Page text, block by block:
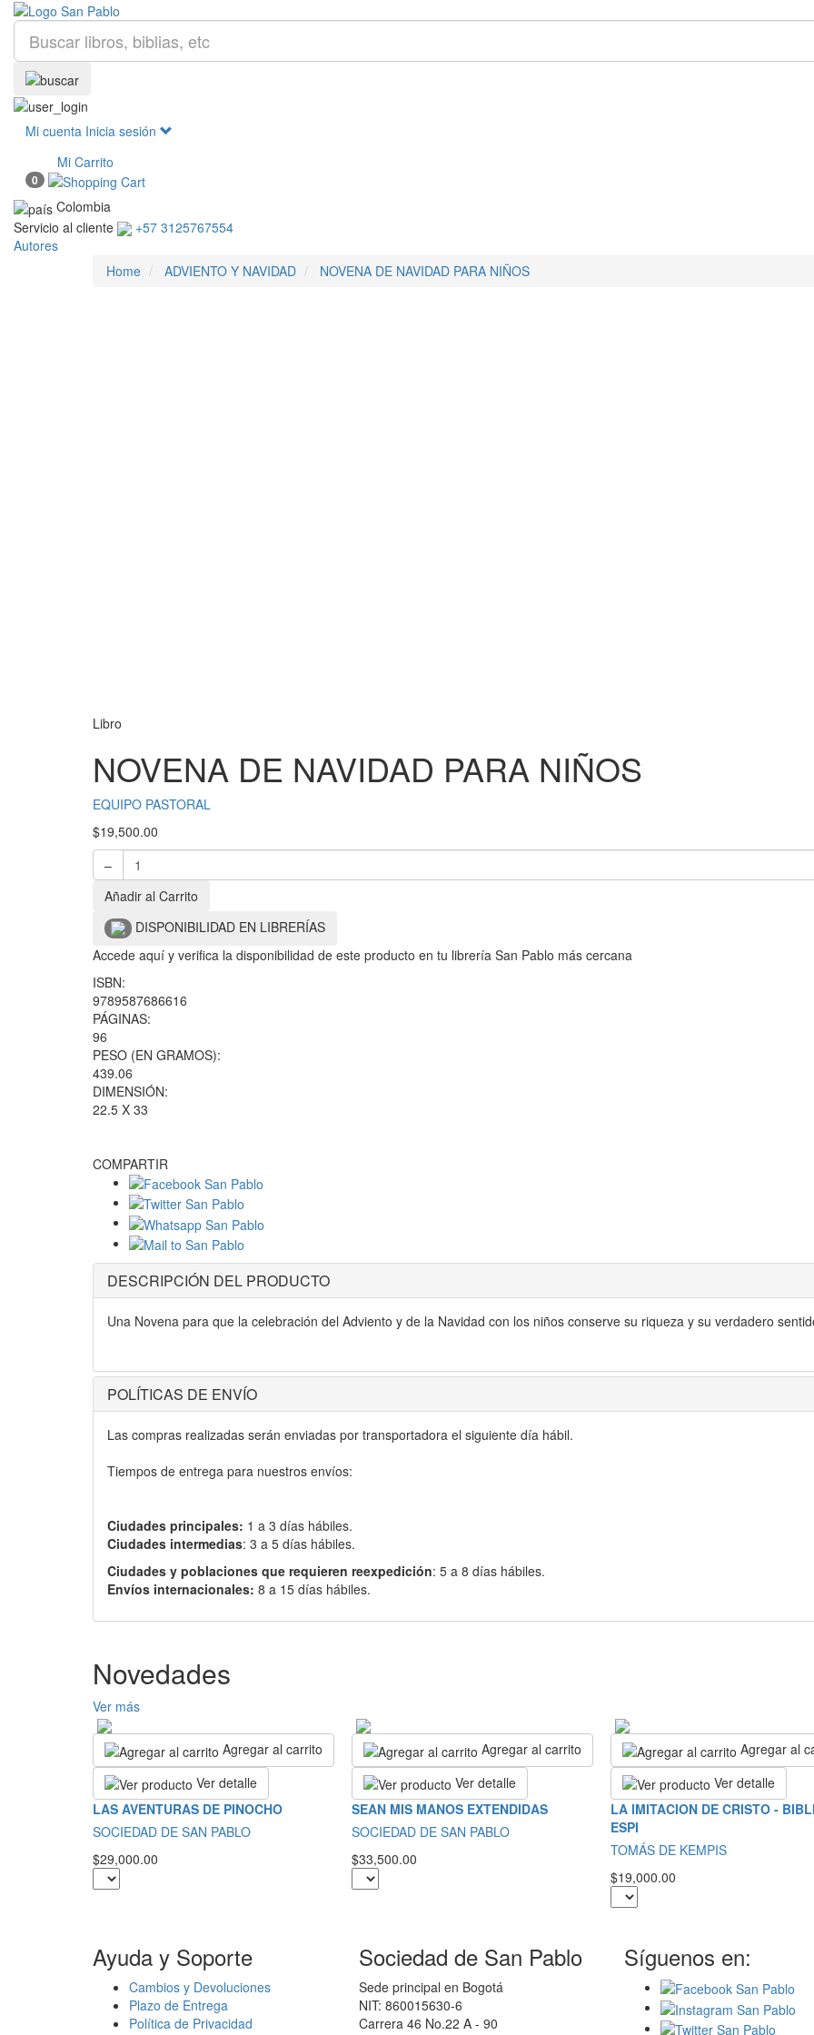
Mi cuenta Inicia sesión
Mi Carrito
0
Colombia
Servicio al cliente
+57 3125767554
Autores
Home
ADVIENTO Y NAVIDAD NOVENA DE NAVIDAD PARA NIÑOS
Libro
NOVENA DE NAVIDAD PARA NIÑOS
EQUIPO PASTORAL
$19,500.00
–
Añadir al Carrito
DISPONIBILIDAD EN LIBRERÍAS
Accede aquí y verifica la disponibilidad de este producto en tu librería San Pablo más cercana
ISBN:
9789587686616
PÁGINAS:
96
PESO (EN GRAMOS):
439.06
DIMENSIÓN:
22.5 X 33
COMPARTIR
DESCRIPCIÓN DEL PRODUCTO
Una Novena para que la celebración del Adviento y de la Navidad con los niños conserve su riqueza y su verdadero
POLÍTICAS DE ENVÍO
Las compras realizadas serán enviadas por transportadora el siguiente día hábil.
Tiempos de entrega para nuestros envíos:
Ciudades principales: 1 a 3 días hábiles.
Ciudades intermedias: 3 a 5 días hábiles.
Ciudades y poblaciones que requieren reexpedición: 5 a 8 días hábiles.
Envíos internacionales: 8 a 15 días hábiles.
Novedades
Ver más
Agregar al carrito
Ver detalle
LAS AVENTURAS DE PINOCHO
SOCIEDAD DE SAN PABLO
$29,000.00
Agregar al carrito
Ver detalle
SEAN MIS MANOS EXTENDIDAS
SOCIEDAD DE SAN PABLO
$33,500.00
Agregar al
Ver detalle
LA IMITACION DE CRISTO -
ESPI
TOMÁS DE KEMPIS
$19,000.00
Ayuda y Soporte
Cambios y Devoluciones
Plazo de Entrega
Política de Privacidad
Sociedad de San Pablo
Sede principal en Bogotá
NIT: 860015630-6
Carrera 46 No.22 A - 90
Síguenos en: